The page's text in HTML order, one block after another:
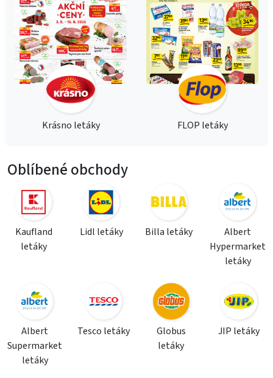
Krásno letáky FLOP letáky
Oblíbené obchody
Kaufland
letáky
Lidl letáky Billa letáky
Albert
Hypermarket
letáky
Albert
Supermarket
letáky
Tesco letáky
Globus
letáky
JIP letáky